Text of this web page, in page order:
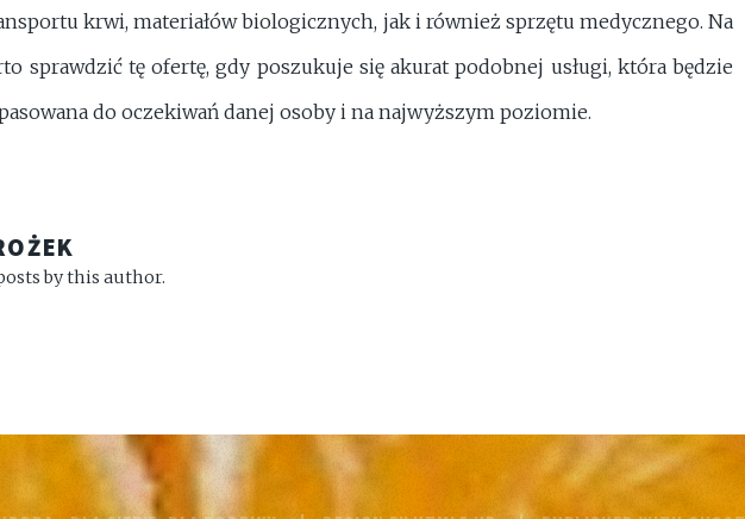
krwi, materiałów biologicznych, jak i również sprzętu medycznego. Na
sprawdzić tę ofertę, gdy poszukuje się akurat podobnej usługi, która będzie
do oczekiwań danej osoby i na najwyższym poziomie.
by this author.